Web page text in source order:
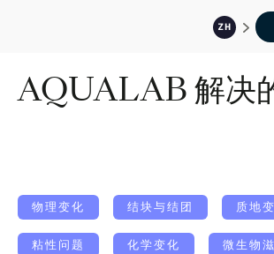
ZH
AQUALAB 解决
物理变化 结块与结团 质地
粘性问题 化学变化 微生物